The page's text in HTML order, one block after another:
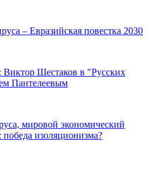
– Евразийская повестка 2030
Виктор Шестаков в "Русских
Пантелеевым
мировой экономический
изоляционизма?